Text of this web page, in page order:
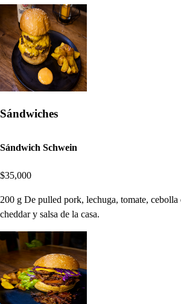
Sándwiches
Sándwich Schwein
$35,000
200 g De pulled pork, lechuga, tomate, cebolla
cheddar y salsa de la casa.